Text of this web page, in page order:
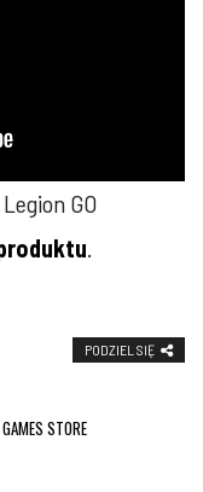
GO
.
PODZIEL SIĘ
STORE